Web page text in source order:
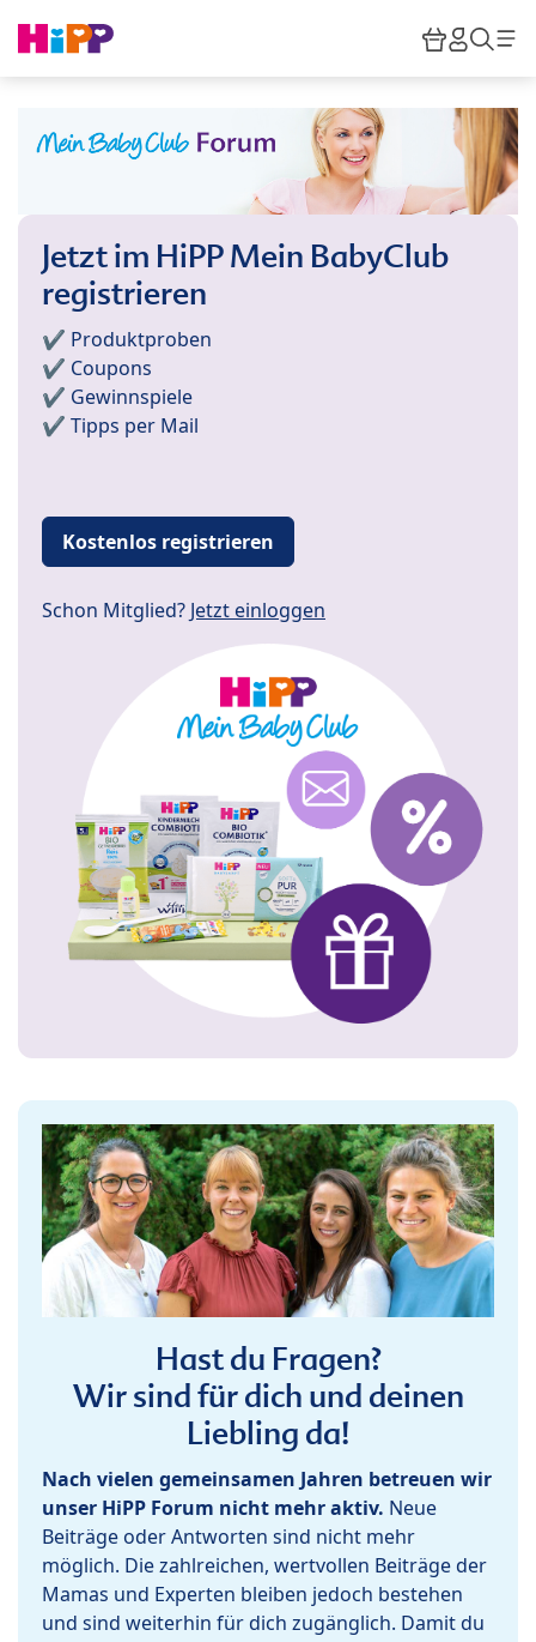
HiPP
Jetzt im HiPP Mein BabyClub
registrieren
✔️ Produktproben
✔️ Coupons
✔️ Gewinnspiele
✔️ Tipps per Mail
Kostenlos registrieren
Schon Mitglied? Jetzt einloggen
Hast du Fragen?
Wir sind für dich und deinen
Liebling da!
Nach vielen gemeinsamen Jahren betreuen wir
unser HiPP Forum nicht mehr aktiv. Neue
Beiträge oder Antworten sind nicht mehr
möglich. Die zahlreichen, wertvollen Beiträge der
Mamas und Experten bleiben jedoch bestehen
und sind weiterhin für dich zugänglich. Damit du